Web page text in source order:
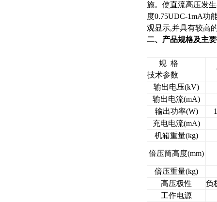
施。使直流高压发
度0.75UDC-1mA功
观显示,并具有较高
二、产品规格及主
规 格
技术参数
输出电压(kV)
输出电流(mA)
输出功率(W)
充电电流(mA)
机箱重量(kg)
倍压筒高度(mm)
倍压重量(kg)
高压极性
负
工作电源